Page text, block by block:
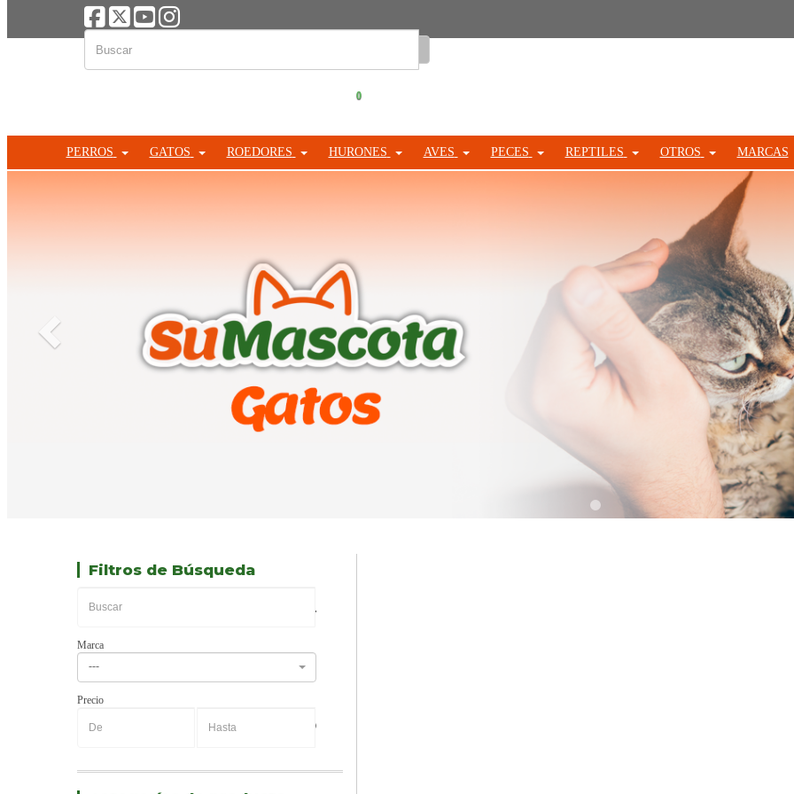
0
PERROS GATOS ROEDORES HURONES AVES PECES REPTILES OTROS MARCAS
Filtros de Búsqueda
Marca
---
Precio